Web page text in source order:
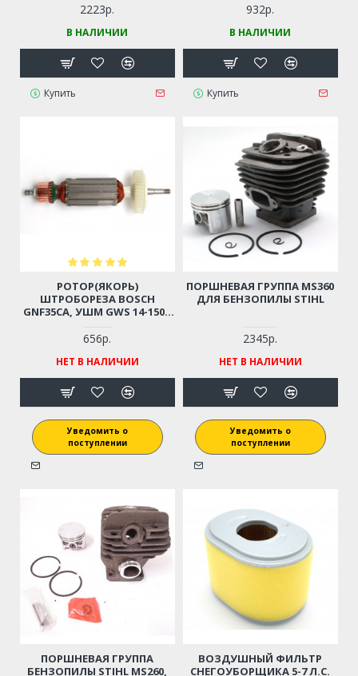
2223р.
В НАЛИЧИИ
Купить
932р.
В НАЛИЧИИ
Купить
РОТОР(ЯКОРЬ)
ШТРОБОРЕЗА BOSCH
GNF35CA, УШМ GWS 14-150C
656р.
НЕТ В НАЛИЧИИ
Уведомить о
поступлении
ПОРШНЕВАЯ ГРУППА MS360
ДЛЯ БЕНЗОПИЛЫ STIHL
2345р.
НЕТ В НАЛИЧИИ
Уведомить о
поступлении
ПОРШНЕВАЯ ГРУППА
БЕНЗОПИЛЫ STIHL MS260,
ВОЗДУШНЫЙ ФИЛЬТР
СНЕГОУБОРЩИКА 5-7 Л.С.